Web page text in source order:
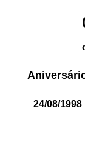
24/08/1998